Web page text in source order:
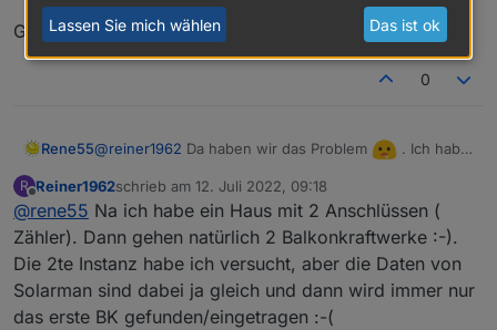
Grüße aus Niedersachsen
0
Rene55@reiner1962 Da haben wir das Problem
. Ich hab
Es gibt eine Anfrage an die API, bei der die Anzahl der
Plants zurückgegeben wird. Da gäbe es die
Möglichkeit, auf mehrere zu erweitern - was ich aber
nicht testen kann, da ich nur eine habe.
Alternative wäre natürlich eine zweite Instanz. (BTW:
sind denn mehrere BKW in NS zulässig?)
R
Offline
Reiner1962schrieb am 12. Juli 2022, 09:18
zuletzt editiert von
@rene55 Na ich habe ein Haus mit 2 Anschlüssen (
Zähler). Dann gehen natürlich 2 Balkonkraftwerke :-).
Die 2te Instanz habe ich versucht, aber die Daten von
Solarman sind dabei ja gleich und dann wird immer nur
das erste BK gefunden/eingetragen :-(
Lassen Sie mich wählen Das ist ok